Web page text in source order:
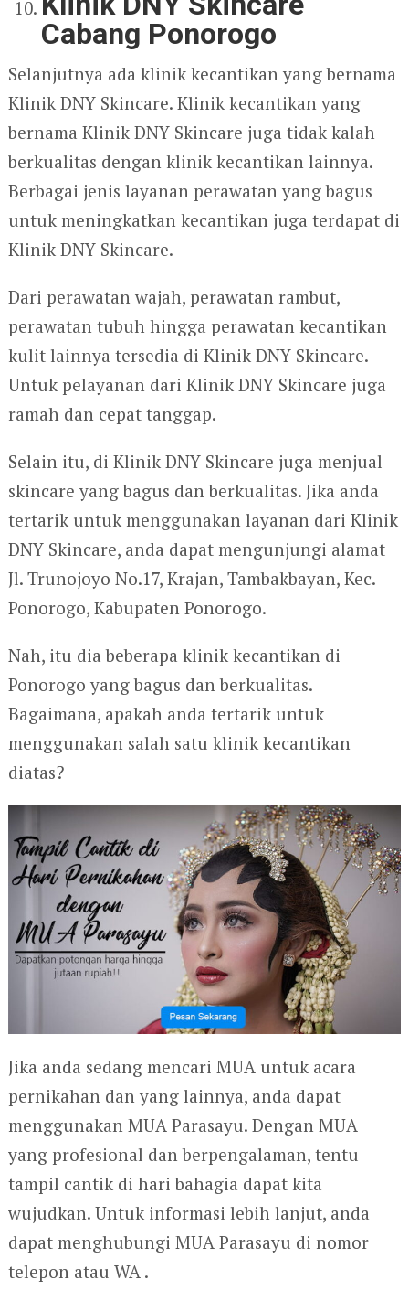
Cabang Ponorogo
Selanjutnya ada klinik kecantikan yang bernama
Klinik DNY Skincare. Klinik kecantikan yang
bernama Klinik DNY Skincare juga tidak kalah
berkualitas dengan klinik kecantikan lainnya.
Berbagai jenis layanan perawatan yang bagus
untuk meningkatkan kecantikan juga terdapat di
Klinik DNY Skincare.
Dari perawatan wajah, perawatan rambut,
perawatan tubuh hingga perawatan kecantikan
kulit lainnya tersedia di Klinik DNY Skincare.
Untuk pelayanan dari Klinik DNY Skincare juga
ramah dan cepat tanggap.
Selain itu, di Klinik DNY Skincare juga menjual
skincare yang bagus dan berkualitas. Jika anda
tertarik untuk menggunakan layanan dari Klinik
DNY Skincare, anda dapat mengunjungi alamat
Jl. Trunojoyo No.17, Krajan, Tambakbayan, Kec.
Ponorogo, Kabupaten Ponorogo.
Nah, itu dia beberapa klinik kecantikan di
Ponorogo yang bagus dan berkualitas.
Bagaimana, apakah anda tertarik untuk
menggunakan salah satu klinik kecantikan
diatas?
Jika anda sedang mencari MUA untuk acara
pernikahan dan yang lainnya, anda dapat
menggunakan MUA Parasayu. Dengan MUA
yang profesional dan berpengalaman, tentu
tampil cantik di hari bahagia dapat kita
wujudkan. Untuk informasi lebih lanjut, anda
dapat menghubungi MUA Parasayu di nomor
telepon atau WA .